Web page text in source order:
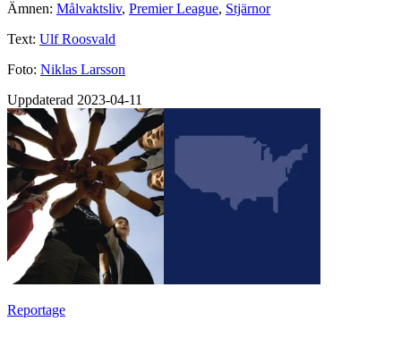
Ämnen: Målvaktsliv, Premier League, Stjärnor
Text: Ulf Roosvald
Foto: Niklas Larsson
Uppdaterad 2023-04-11
Reportage